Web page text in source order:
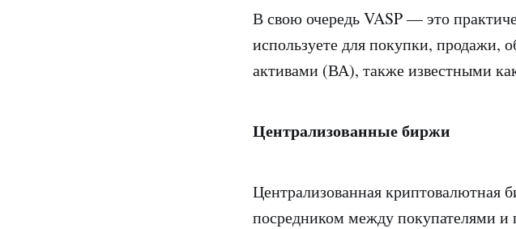
В свою очередь VASP — это
используете для покупки, продажи,
активами (ВА), также известными
Централизованные биржи
Централизованная криптовалютная
посредником между покупателями